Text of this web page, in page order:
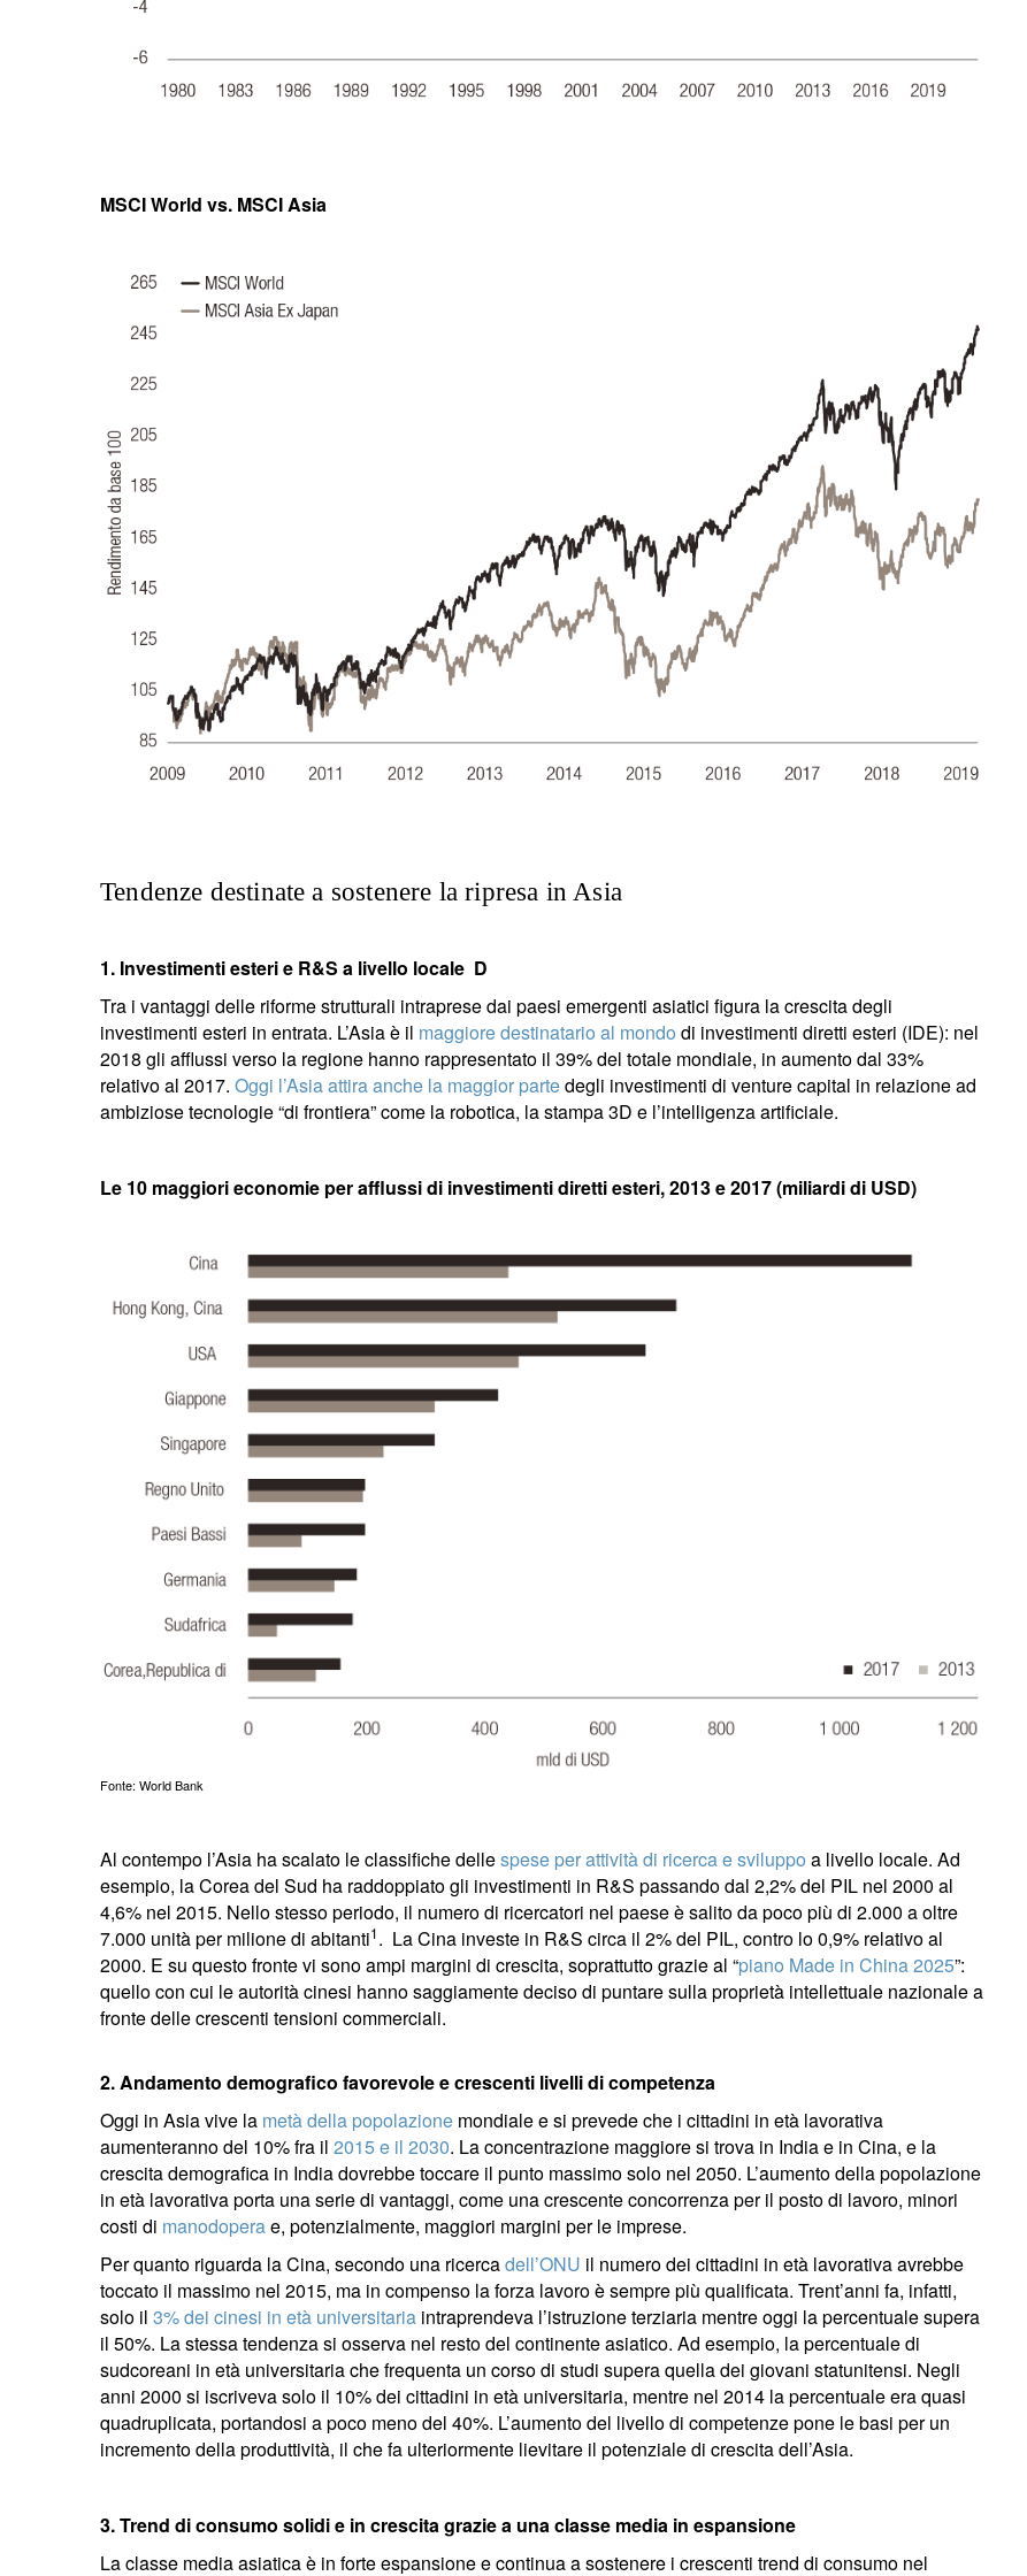
MSCI World vs. MSCI Asia
Tendenze destinate a sostenere la ripresa in Asia
1. Investimenti esteri e R&S a livello locale D
Tra i vantaggi delle riforme strutturali intraprese dai paesi emergenti asiatici figura la crescita degli
investimenti esteri in entrata. L’Asia è il maggiore destinatario al mondo di investimenti diretti esteri (IDE): nel
2018 gli afflussi verso la regione hanno rappresentato il 39% del totale mondiale, in aumento dal 33%
relativo al 2017. Oggi l’Asia attira anche la maggior partedegli investimenti di venture capital in relazione ad
ambiziose tecnologie “di frontiera” come la robotica, la stampa 3D e l’intelligenza artificiale.
Le 10 maggiori economie per afflussi di investimenti diretti esteri, 2013 e 2017 (miliardi di USD)
Fonte: World Bank
Al contempo l’Asia ha scalato le classifiche dellespese per attività di ricerca e sviluppo a livello locale. Ad
esempio, la Corea del Sud ha raddoppiato gli investimenti in R&S passando dal 2,2% del PIL nel 2000 al
4,6% nel 2015. Nello stesso periodo, il numero di ricercatori nel paese è salito da poco più di 2.000 a oltre
7.000 unità per milione di abitanti1. La Cina investe in R&S circa il 2% del PIL, contro lo 0,9% relativo al
2000. E su questo fronte vi sono ampi margini di crescita, soprattutto grazie al “piano Made in China 2025”:
quello con cui le autorità cinesi hanno saggiamente deciso di puntare sulla proprietà intellettuale nazionale a
fronte delle crescenti tensioni commerciali.
2. Andamento demografico favorevole e crescenti livelli di competenza
Oggi in Asia vive la metà della popolazione mondiale e si prevede che i cittadini in età lavorativa
aumenteranno del 10% fra il 2015 e il 2030. La concentrazione maggiore si trova in India e in Cina, e la
crescita demografica in India dovrebbe toccare il punto massimo solo nel 2050. L’aumento della popolazione
in età lavorativa porta una serie di vantaggi, come una crescente concorrenza per il posto di lavoro, minori
costi di manodoperae, potenzialmente, maggiori margini per le imprese.
Per quanto riguarda la Cina, secondo una ricercadell’ONU il numero dei cittadini in età lavorativa avrebbe
toccato il massimo nel 2015, ma in compenso la forza lavoro è sempre più qualificata. Trent’anni fa, infatti,
solo il 3% dei cinesi in età universitaria intraprendeva l’istruzione terziaria mentre oggi la percentuale supera
il 50%. La stessa tendenza si osserva nel resto del continente asiatico. Ad esempio, la percentuale di
sudcoreani in età universitaria che frequenta un corso di studi supera quella dei giovani statunitensi. Negli
anni 2000 si iscriveva solo il 10% dei cittadini in età universitaria, mentre nel 2014 la percentuale era quasi
quadruplicata, portandosi a poco meno del 40%. L’aumento del livello di competenze pone le basi per un
incremento della produttività, il che fa ulteriormente lievitare il potenziale di crescita dell’Asia.
3. Trend di consumo solidi e in crescita grazie a una classe media in espansione
La classe media asiatica è in forte espansione e continua a sostenere i crescenti trend di consumo nel